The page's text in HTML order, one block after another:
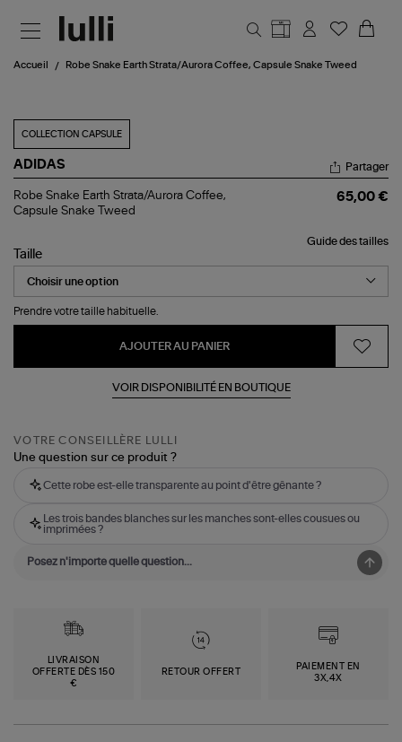
Accueil Robe Snake Earth Strata/Aurora Coffee, Capsule Snake Tweed
COLLECTION CAPSULE
ADIDAS
Robe
Snake
Earth
Coffee,
Capsule
Snake
Partager
Robe Snake Earth Strata/Aurora Coffee,
Capsule Snake Tweed
65,00 €
Guide des tailles
Taille
Prendre votre taille habituelle.
AJOUTER AU PANIER
VOIR DISPONIBILITÉ EN BOUTIQUE
VOTRE CONSEILLÈRE LULLI
Une question sur ce produit ?
Cette robe est-elle transparente au point d'être gênante ?
Les trois bandes blanches sur les manches sont-elles cousues ou
imprimées ?
LIVRAISON
OFFERTE DÈS 150
€
RETOUR OFFERT
PAIEMENT EN
3X,4X